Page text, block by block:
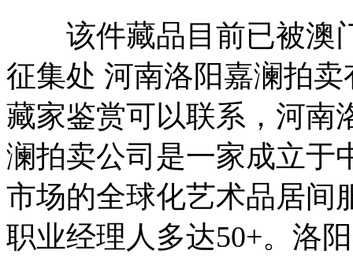
该件藏品目前已被澳
征集处 河南洛阳嘉澜拍
藏家鉴赏可以联系，河南
澜拍卖公司是一家成立于
市场的全球化艺术品居间
职业经理人多达50+。洛